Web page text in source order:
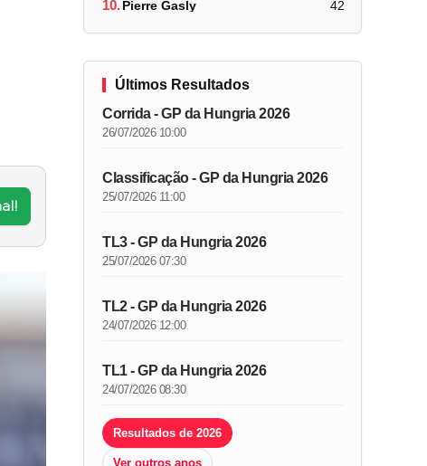
10.Pierre Gasly 42
Últimos Resultados
Corrida - GP da Hungria 2026
26/07/2026 10:00
Classificação - GP da Hungria 2026
25/07/2026 11:00
TL3 - GP da Hungria 2026
25/07/2026 07:30
TL2 - GP da Hungria 2026
24/07/2026 12:00
TL1 - GP da Hungria 2026
24/07/2026 08:30
Resultados de 2026
Ver outros anos